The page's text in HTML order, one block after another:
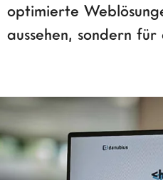
optimierte
aussehen, sondern